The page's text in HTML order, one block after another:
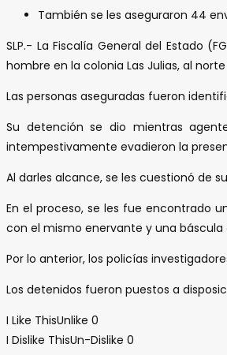
También se les aseguraron 44
SLP.- La Fiscalía General del Estado
hombre en la colonia Las Julias, al
Las personas aseguradas fueron
Su detención se dio mientras
intempestivamente evadieron la
Al darles alcance, se les cuestionó de
En el proceso, se les fue encontrado
con el mismo enervante y una báscula
Por lo anterior, los policías
Los detenidos fueron puestos a
I Like ThisUnlike 0
I Dislike ThisUn-Dislike 0